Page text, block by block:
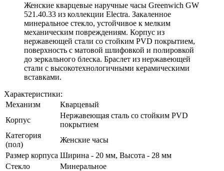
Женские кварцевые наручные часы Greenwich GW
521.40.33 из коллекции Electra. Закаленное
минеральное стекло, устойчивое к мелким
механическим повреждениям. Корпус из
нержавеющей стали со стойким PVD покрытием,
поверхность с матовой шлифовкой и полировкой
до зеркального блеска. Браслет из нержавеющей
стали с высокотехнологичными керамическими
вставками.
Характеристики:
Механизм
Кварцевый
Корпус
Нержавеющая сталь со стойким PVD
покрытием
Категория
(пол)
Женские часы
Размер корпуса Ширина - 20 мм, Высота - 28 мм
Стекло
Минеральное